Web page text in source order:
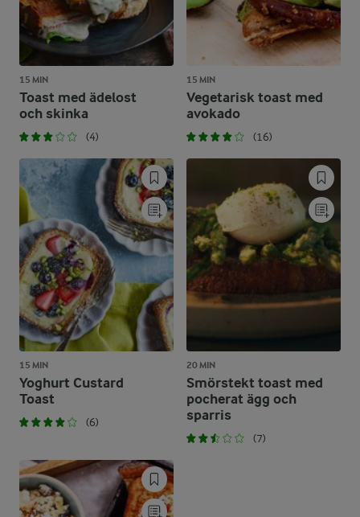
15 MIN
Toast med ädelost
och skinka
(4)
15 MIN
Vegetarisk toast med
avokado
(16)
15 MIN
Yoghurt Custard
Toast
(6)
20 MIN
Smörstekt toast med
pocherat ägg och
sparris
(7)